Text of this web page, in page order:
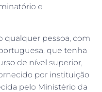
e
qualquer pessoa, com
que tenha
de nível superior,
por instituição
pelo Ministério da